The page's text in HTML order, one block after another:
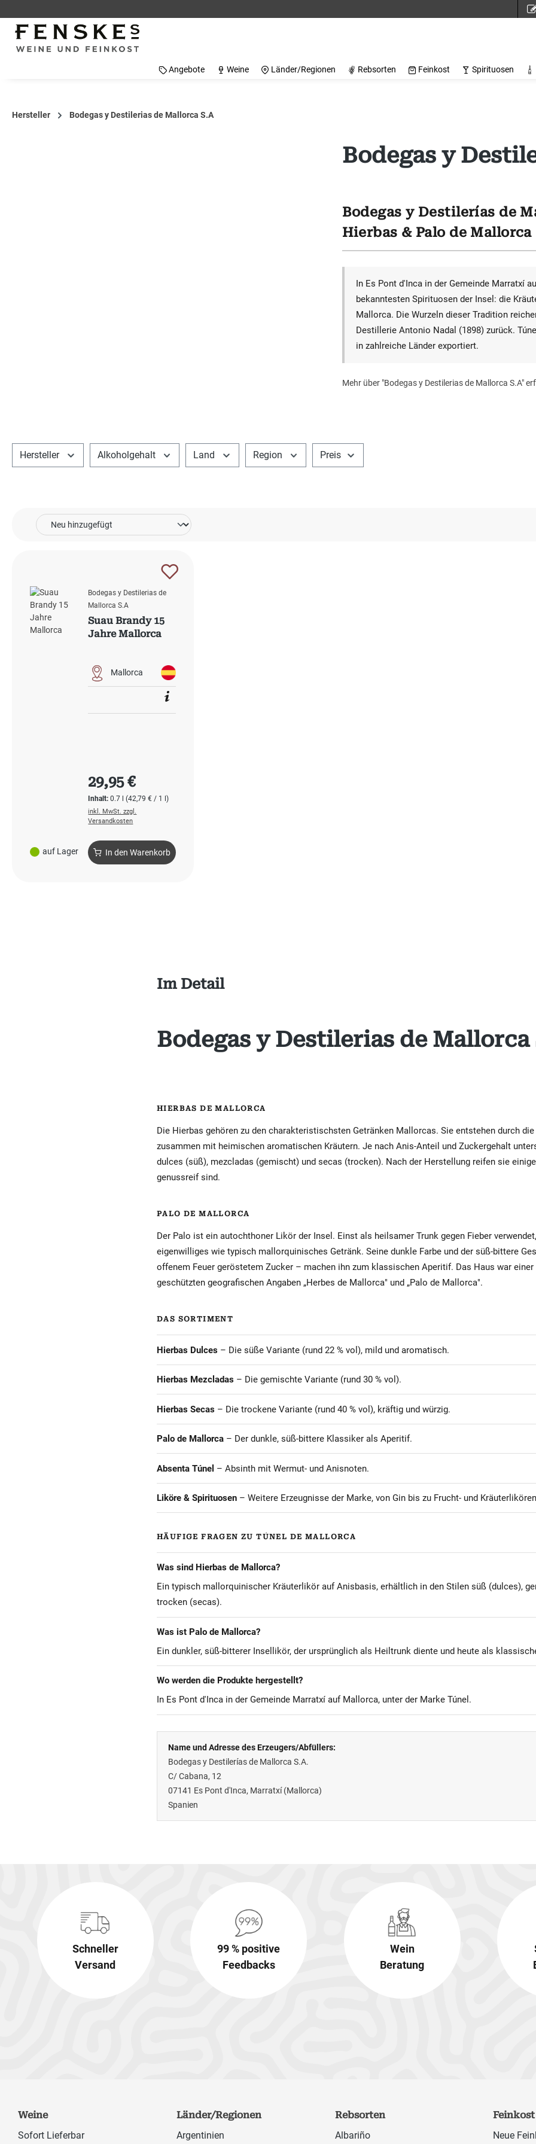
Angebote Weine Länder/Regionen Rebsorten Feinkost Spirituosen
Hersteller Bodegas y Destilerias de Mallorca S.A
Bodegas y
Bodegas y Destilerías de
Hierbas & Palo de Mallorca
In Es Pont d'Inca in der Gemeinde Marratxí
bekanntesten Spirituosen der Insel: die
Mallorca. Die Wurzeln dieser Tradition
Destillerie Antonio Nadal (1898) zurück.
in zahlreiche Länder exportiert.
Mehr über "Bodegas y Destilerias de Mallorca S.A"
Hersteller Alkoholgehalt Land Region Preis
auf Lager
Bodegas y Destilerias de
Mallorca S.A
Suau Brandy 15
Jahre Mallorca
Mallorca
Inhalt:0.7 l(42,79 € / 1 l)
Regulärer Preis:
29,95 €
inkl. MwSt. zzgl.
Versandkosten
In den Warenkorb
Im Detail
Bodegas y Destilerias de Mallorca
HIERBAS DE MALLORCA
Die Hierbas gehören zu den charakteristischsten Getränken Mallorcas. Sie entstehen durch
zusammen mit heimischen aromatischen Kräutern. Je nach Anis-Anteil und Zuckergehalt
dulces (süß), mezcladas (gemischt) und secas (trocken). Nach der Herstellung reifen sie
genussreif sind.
PALO DE MALLORCA
Der Palo ist ein autochthoner Likör der Insel. Einst als heilsamer Trunk gegen Fieber
eigenwilliges wie typisch mallorquinisches Getränk. Seine dunkle Farbe und der süß-bittere
offenem Feuer geröstetem Zucker – machen ihn zum klassischen Aperitif. Das Haus war
geschützten geografischen Angaben „Herbes de Mallorca" und „Palo de Mallorca".
DAS SORTIMENT
Hierbas Dulces – Die süße Variante (rund 22 % vol), mild und aromatisch.
Hierbas Mezcladas – Die gemischte Variante (rund 30 % vol).
Hierbas Secas – Die trockene Variante (rund 40 % vol), kräftig und würzig.
Palo de Mallorca – Der dunkle, süß-bittere Klassiker als Aperitif.
Absenta Túnel – Absinth mit Wermut- und Anisnoten.
Liköre & Spirituosen – Weitere Erzeugnisse der Marke, von Gin bis zu Frucht- und
HÄUFIGE FRAGEN ZU TÚNEL DE MALLORCA
Was sind Hierbas de Mallorca?
Ein typisch mallorquinischer Kräuterlikör auf Anisbasis, erhältlich in den Stilen süß (dulces),
trocken (secas).
Was ist Palo de Mallorca?
Ein dunkler, süß-bitterer Insellikör, der ursprünglich als Heiltrunk diente und heute als
Wo werden die Produkte hergestellt?
In Es Pont d'Inca in der Gemeinde Marratxí auf Mallorca, unter der Marke Túnel.
Name und Adresse des Erzeugers/Abfüllers:
Bodegas y Destilerías de Mallorca S.A.
C/ Cabana, 12
07141 Es Pont d'Inca, Marratxí (Mallorca)
Spanien
Schneller
Versand
99 % positive
Feedbacks
Wein
Beratung
Weine
Sofort Lieferbar
Länder/Regionen
Argentinien
Rebsorten
Albariño
Feinkost
Neue